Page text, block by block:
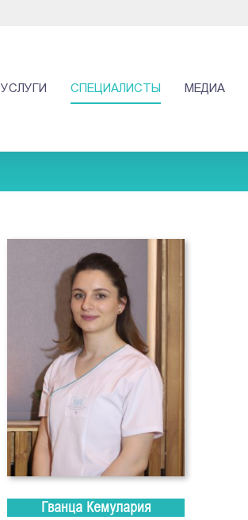
УСЛУГИ СПЕЦИАЛИСТЫ МЕДИА
Гванца Кемулария